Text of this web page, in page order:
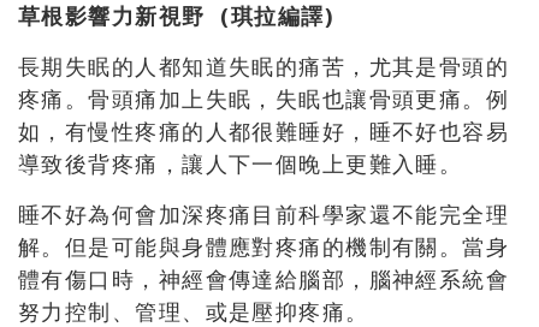
草根影響力新視野
(琪拉編譯)
長期失眠的人都知道失眠的痛苦，尤其是骨頭的
疼痛。骨頭痛加上失眠，失眠也讓骨頭更痛。例
如，有慢性疼痛的人都很難睡好，睡不好也容易
導致後背疼痛，讓人下一個晚上更難入睡。
睡不好為何會加深疼痛目前科學家還不能完全理
解。但是可能與身體應對疼痛的機制有關。當身
體有傷口時，神經會傳達給腦部，腦神經系統會
努力控制、管理、或是壓抑疼痛。